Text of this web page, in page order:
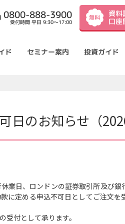
0800-888-3900
受付時間 平日 9:30～17:00
無料 資料
口座
ド セミナー案内 投資ガイド
日のお知らせ（
業日、ロンドンの証券取引所及び銀
に定める申込不可日としてご注文を
付として承ります。